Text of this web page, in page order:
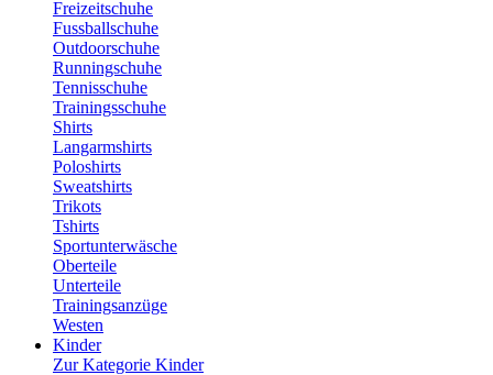
Freizeitschuhe
Fussballschuhe
Outdoorschuhe
Runningschuhe
Tennisschuhe
Trainingsschuhe
Shirts
Langarmshirts
Poloshirts
Sweatshirts
Trikots
Tshirts
Sportunterwäsche
Oberteile
Unterteile
Trainingsanzüge
Westen
Kinder
Zur Kategorie Kinder